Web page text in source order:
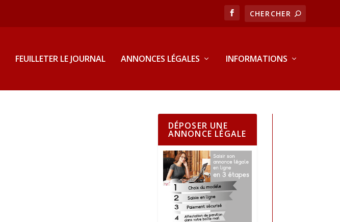
FEUILLETER LE JOURNAL ANNONCES LÉGALES INFORMATIONS
DÉPOSER UNE
ANNONCE LÉGALE